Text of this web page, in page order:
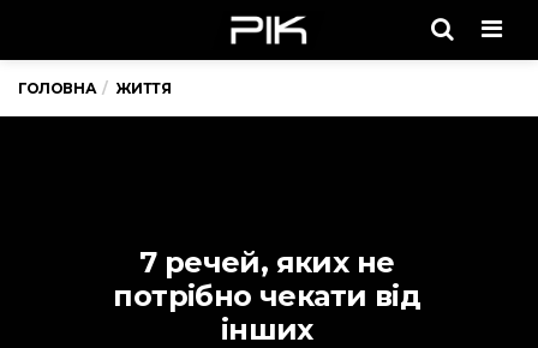
ГОЛОВНА ЖИТТЯ
7 речей, яких не
потрібно чекати від
інших